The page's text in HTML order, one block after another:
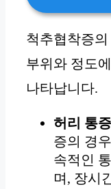
척추협착증
부위와 정도
나타납니다.
허리 통
증의 경
속적인
며, 장시